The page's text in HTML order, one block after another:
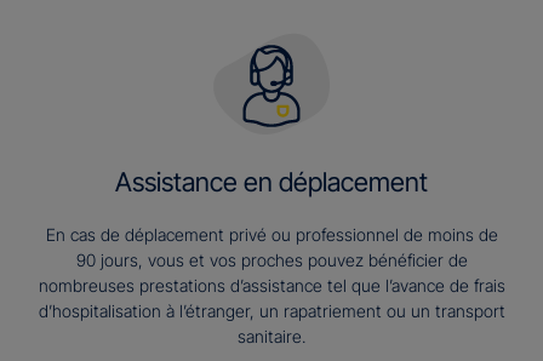
Assistance en déplacement
En cas de déplacement privé ou professionnel de moins de
90 jours, vous et vos proches pouvez bénéficier de
nombreuses prestations d’assistance tel que l’avance de frais
d’hospitalisation à l’étranger, un rapatriement ou un transport
sanitaire.